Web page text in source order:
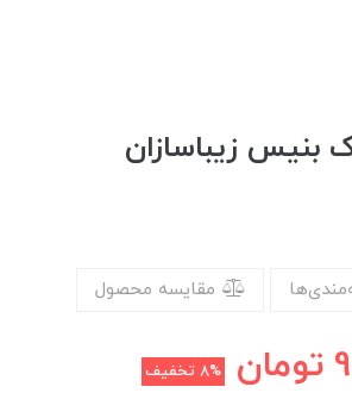
بنیس زیباسازان
مقایسه محصول
تومان 8% تخفیف